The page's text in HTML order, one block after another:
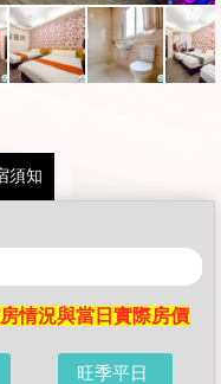
須知
情況與當日實際房價
旺季平日